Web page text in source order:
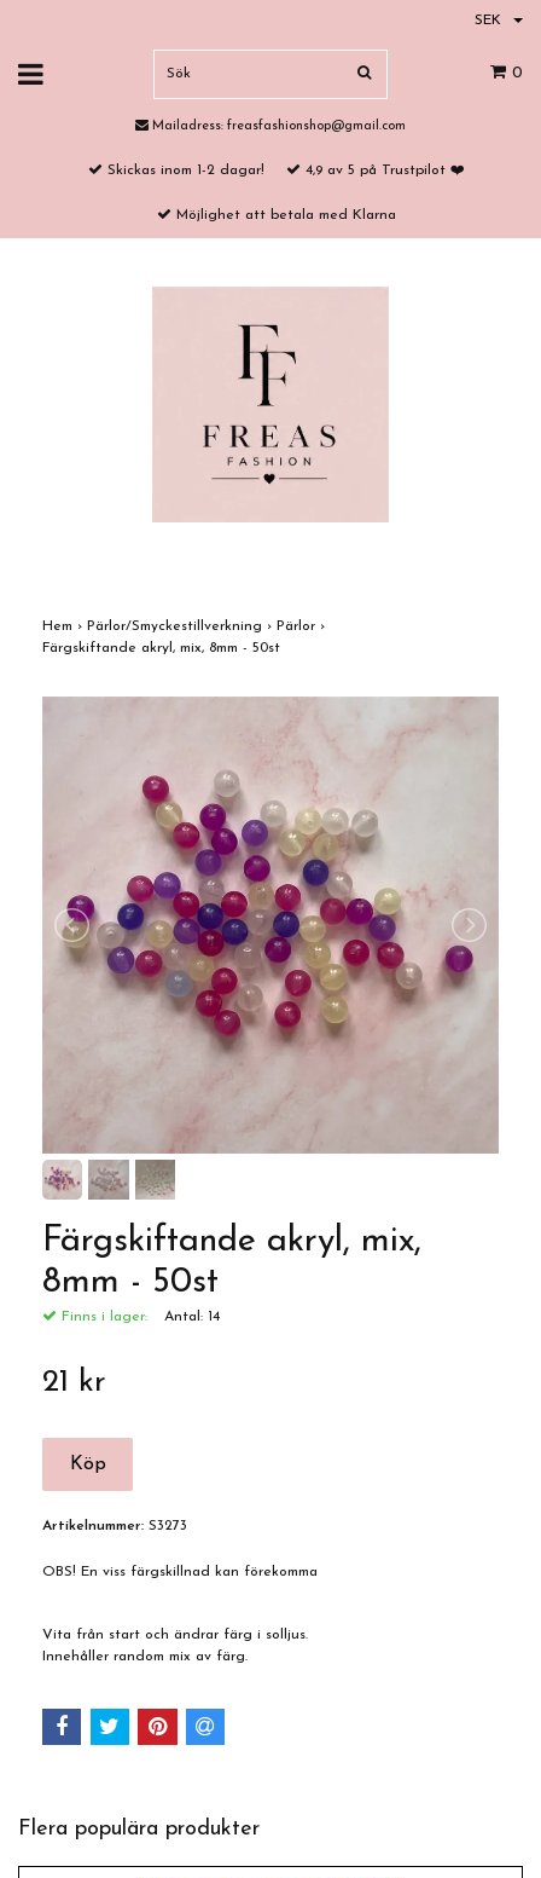
SEK
0
Mailadress: freasfashionshop@gmail.com
Skickas inom 1-2 dagar! 4,9 av 5 på Trustpilot ❤️
Möjlighet att betala med Klarna
Hem › Pärlor/Smyckestillverkning › Pärlor ›
Färgskiftande akryl, mix, 8mm - 50st
Färgskiftande akryl, mix,
8mm - 50st
Finns i lager: Antal: 14
21 kr
Artikelnummer: S3273
OBS! En viss färgskillnad kan förekomma
Vita från start och ändrar färg i solljus.
Innehåller random mix av färg.
Flera populära produkter